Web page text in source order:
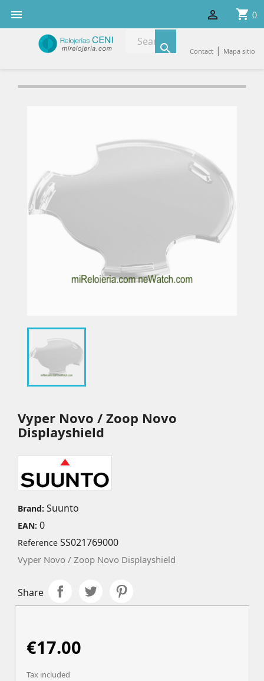
 shopping_cart 0

 Contact | Mapa sitio
Vyper Novo / Zoop Novo
Displayshield
Brand: Suunto
EAN: 0
Reference SS021769000
Vyper Novo / Zoop Novo Displayshield
Share
€17.00
Tax included